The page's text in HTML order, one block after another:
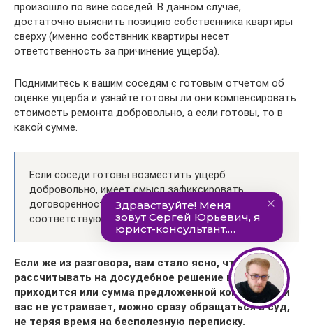
произошло по вине соседей. В данном случае,
достаточно выяснить позицию собственника квартиры
сверху (именно собствнник квартиры несет
ответственность за причинение ущерба).
Поднимитесь к вашим соседям с готовым отчетом об
оценке ущерба и узнайте готовы ли они компенсировать
стоимость ремонта добровольно, а если готовы, то в
какой сумме.
Если соседи готовы возместить ущерб
добровольно, имеет смысл зафиксировать
договоренность в письменном виде, оформив
соответствующее соглашение.
Если же из разговора, вам стало ясно, что
рассчитывать на досудебное решение вопроса не
приходится или сумма предложенной компенсации
вас не устраивает, можно сразу обращаться в суд,
не теряя время на бесполезную переписку.